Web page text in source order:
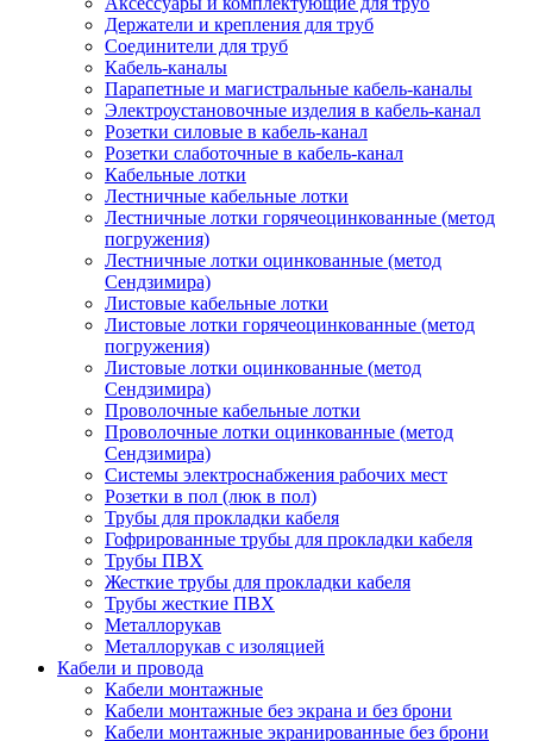
Держатели и крепления для труб
Соединители для труб
Кабель-каналы
Парапетные и магистральные кабель-каналы
Электроустановочные изделия в кабель-канал
Розетки силовые в кабель-канал
Розетки слаботочные в кабель-канал
Кабельные лотки
Лестничные кабельные лотки
Лестничные лотки горячеоцинкованные (метод
погружения)
Лестничные лотки оцинкованные (метод
Сендзимира)
Листовые кабельные лотки
Листовые лотки горячеоцинкованные (метод
погружения)
Листовые лотки оцинкованные (метод
Сендзимира)
Проволочные кабельные лотки
Проволочные лотки оцинкованные (метод
Сендзимира)
Системы электроснабжения рабочих мест
Розетки в пол (люк в пол)
Трубы для прокладки кабеля
Гофрированные трубы для прокладки кабеля
Трубы ПВХ
Жесткие трубы для прокладки кабеля
Трубы жесткие ПВХ
Металлорукав
Металлорукав с изоляцией
Кабели и провода
Кабели монтажные
Кабели монтажные без экрана и без брони
Кабели монтажные экранированные без брони